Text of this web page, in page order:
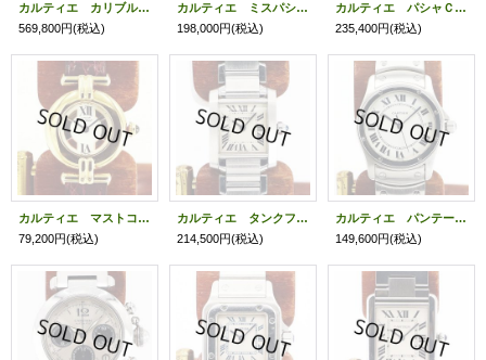
カルティエ カリブルダイバー ３００ｍ ２０１５ 黒文字盤
569,800円(税込)
カルティエ ミスパシャ Ｗ３１４０００７ 銀文字盤
198,000円(税込)
カルティエ パシャＣ メリディアン ２３７７ 銀文字盤
235,400円(税込)
カルティエ マストコリゼ １９０２ 白文字盤
79,200円(税込)
カルティエ タンクフランセーズＳＭ ３２１７ 白文字盤
214,500円(税込)
カルティエ パンテール グーガーラウンド １５６１ 白文字盤
149,600円(税込)